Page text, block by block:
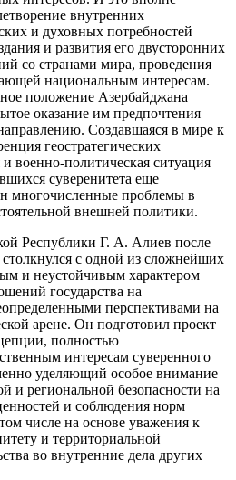
внутренних
и духовных потребностей
и развития его двусторонних
со странами мира, проведения
национальным интересам.
положение Азербайджана
оказание им предпочтения
Создавшаяся в мире к
геостратегических
военно-политическая ситуация
суверенитета еще
многочисленные проблемы в
внешней политики.
Республики Г. А. Алиев после
столкнулся с одной из сложнейших
и неустойчивым характером
государства на
перспективами на
арене. Он подготовил проект
полностью
интересам суверенного
уделяющий особое внимание
и региональной безопасности на
и соблюдения норм
числе на основе уважения к
и территориальной
во внутренние дела других